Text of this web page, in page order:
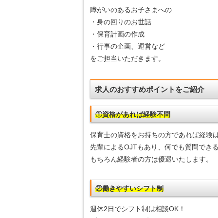
障がいのあるお子さまへの
・身の回りのお世話
・保育計画の作成
・行事の企画、運営など
をご担当いただきます。
求人のおすすめポイントをご紹介
①資格があれば経験不問
保育士の資格をお持ちの方であれば経験
先輩によるOJTもあり、何でも質問できる
もちろん経験者の方は優遇いたします。
②働きやすいシフト制
週休2日でシフト制は相談OK！